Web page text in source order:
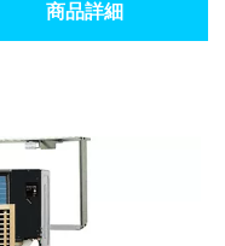
商品詳細